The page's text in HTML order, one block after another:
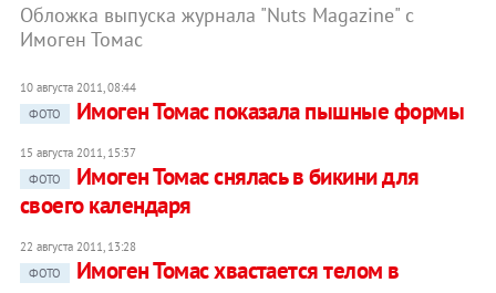
Обложка выпуска журнала "Nuts Magazine" с
Имоген Томас
10 августа 2011, 08:44
ФОТО
Имоген Томас показала пышные формы
15 августа 2011, 15:37
ФОТО
Имоген Томас снялась в бикини для
своего календаря
22 августа 2011, 13:28
ФОТО
Имоген Томас хвастается телом в